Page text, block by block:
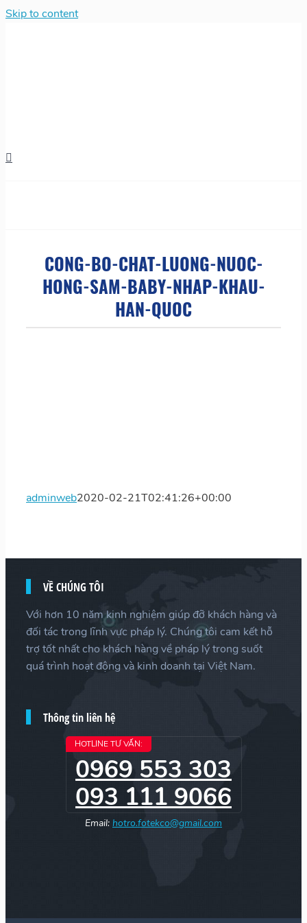
Skip to content
CONG-BO-CHAT-LUONG-NUOC-
HONG-SAM-BABY-NHAP-KHAU-
HAN-QUOC
adminweb2020-02-21T02:41:26+00:00
VỀ CHÚNG TÔI
Với hơn 10 năm kinh nghiệm giúp đỡ khách hàng và
đối tác trong lĩnh vực pháp lý. Chúng tôi cam kết hỗ
trợ tốt nhất cho khách hàng về pháp lý trong suốt
quá trình hoạt động và kinh doanh tại Việt Nam.
Thông tin liên hệ
HOTLINE TƯ VẤN:
0969 553 303
093 111 9066
Email: hotro.fotekco@gmail.com